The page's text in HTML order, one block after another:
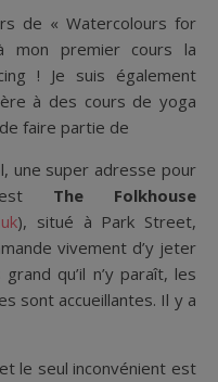
de « Watercolours for
mon premier cours la
! Je suis également
à des cours de yoga
faire partie de
une super adresse pour
est The Folkhouse
), situé à Park Street,
vivement d’y jeter
qu’il n’y paraît, les
sont accueillantes. Il y a
le seul inconvénient est